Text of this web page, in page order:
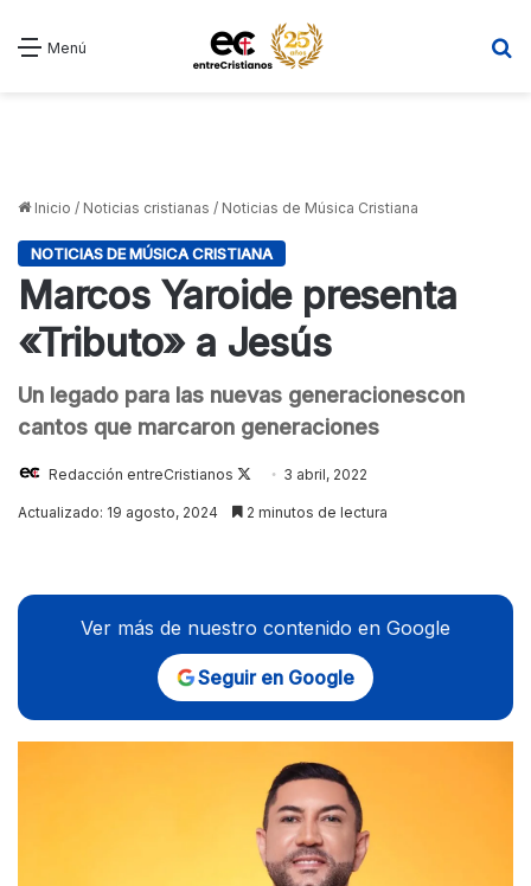
Menú
Inicio / Noticias cristianas / Noticias de Música Cristiana
NOTICIAS DE MÚSICA CRISTIANA
Marcos Yaroide presenta
«Tributo» a Jesús
Un legado para las nuevas generacionescon
cantos que marcaron generaciones
Redacción entreCristianos
Follow3 abril, 2022
Actualizado: 19 agosto, 2024 2 minutos de lectura
Ver más de nuestro contenido en Google
Seguir en Google